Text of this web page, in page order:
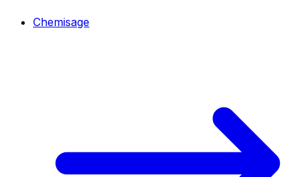
Chemisage